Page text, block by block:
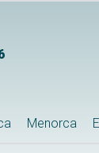
Menorca